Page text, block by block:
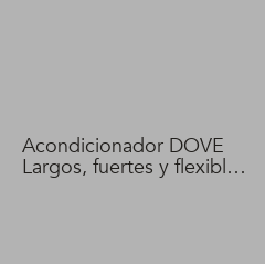
Acondicionador DOVE
Largos, fuertes y flexibles